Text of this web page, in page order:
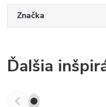
Značka
Ďalšia